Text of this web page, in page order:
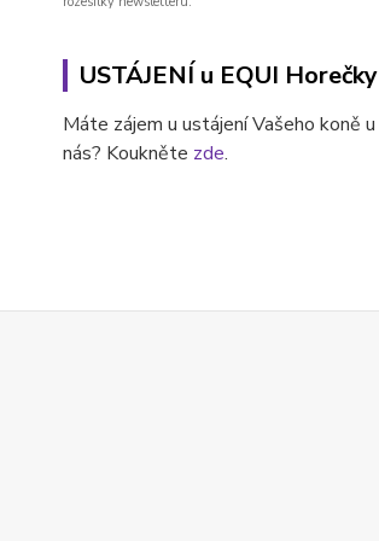
USTÁJENÍ u EQUI Horečky
Máte zájem u ustájení Vašeho koně u
nás? Koukněte zde.